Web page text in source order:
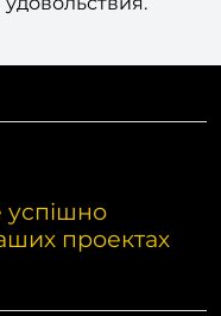
чему работа